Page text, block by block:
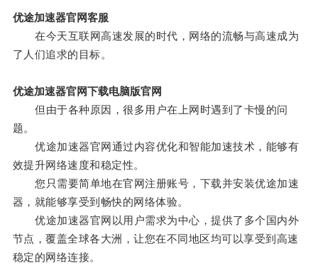
优途加速器官网客服
在今天互联网高速发展的时代，网络的流畅与高速成为
了人们追求的目标。
优途加速器官网下载电脑版官网
但由于各种原因，很多用户在上网时遇到了卡慢的问
题。
优途加速器官网通过内容优化和智能加速技术，能够有
效提升网络速度和稳定性。
您只需要简单地在官网注册账号，下载并安装优途加速
器，就能够享受到畅快的网络体验。
优途加速器官网以用户需求为中心，提供了多个国内外
节点，覆盖全球各大洲，让您在不同地区均可以享受到高速
稳定的网络连接。